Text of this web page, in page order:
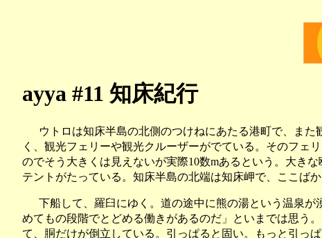
ayya #11 知床紀行
ウトロは知床半島の北側のつけねにあたる港町で、ま
く、観光フェリーや観光クルーザーがでている。そのフェ
のでそう大きくは見えないが実際10数mあるという。大き
テントがたっている。知床半島の北端は知床岬で、ここば
下船して、羅臼にゆく。道の途中に熊の湯という温泉
めてもの段階でとどめる働きがあるのだ」といまでは思う
て、胴だけが倒立している。引っぱると固い。もっと引っ